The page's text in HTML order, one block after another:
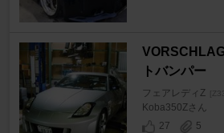
トバンパー
フェアレディZ
Koba350Zさん
27
5